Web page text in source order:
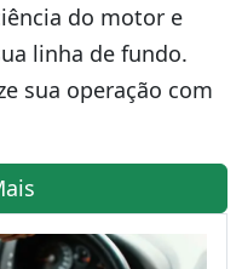
do motor e
linha de fundo.
sua operação com